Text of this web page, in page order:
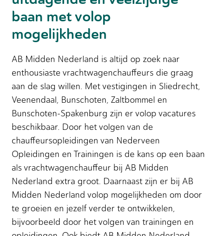
baan met volop
mogelijkheden
AB Midden Nederland is altijd op zoek naar
enthousiaste vrachtwagenchauffeurs die graag
aan de slag willen. Met vestigingen in Sliedrecht,
Veenendaal, Bunschoten, Zaltbommel en
Bunschoten-Spakenburg zijn er volop vacatures
beschikbaar. Door het volgen van de
chauffeursopleidingen van Nederveen
Opleidingen en Trainingen is de kans op een baan
als vrachtwagenchauffeur bij AB Midden
Nederland extra groot. Daarnaast zijn er bij AB
Midden Nederland volop mogelijkheden om door
te groeien en jezelf verder te ontwikkelen,
bijvoorbeeld door het volgen van trainingen en